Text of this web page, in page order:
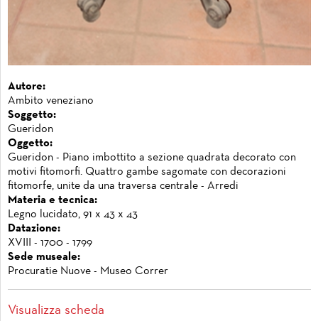
Autore:
Ambito veneziano
Soggetto:
Gueridon
Oggetto:
Gueridon - Piano imbottito a sezione quadrata decorato con
motivi fitomorfi. Quattro gambe sagomate con decorazioni
fitomorfe, unite da una traversa centrale - Arredi
Materia e tecnica:
Legno lucidato, 91 x 43 x 43
Datazione:
XVIII - 1700 - 1799
Sede museale:
Procuratie Nuove - Museo Correr
Visualizza scheda